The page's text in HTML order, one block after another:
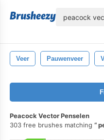
Veer Pauwenveer
Peacock Vector Penselen
303 free brushes matching